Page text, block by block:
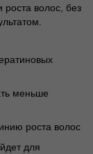
роста волос, без
меньше
роста волос
для